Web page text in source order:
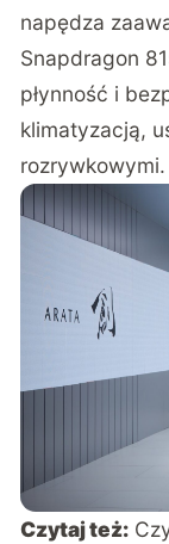
napędza
Snapdragon
płynność i
klimatyzacją,
rozrywkowymi.
Czytaj też: